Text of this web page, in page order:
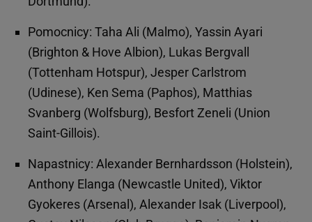
Pomocnicy: Taha Ali (Malmo), Yassin Ayari
(Brighton & Hove Albion), Lukas Bergvall
(Tottenham Hotspur), Jesper Carlstrom
(Udinese), Ken Sema (Paphos), Matthias
Svanberg (Wolfsburg), Besfort Zeneli (Union
Saint-Gillois).
Napastnicy: Alexander Bernhardsson (Holstein),
Anthony Elanga (Newcastle United), Viktor
Gyokeres (Arsenal), Alexander Isak (Liverpool),